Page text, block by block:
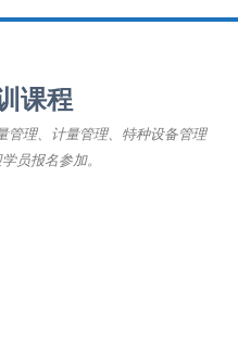
课程
管理、计量管理、特种设备管理
员报名参加。